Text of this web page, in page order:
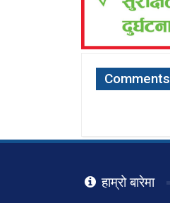
Comments
हाम्रो बारेमा